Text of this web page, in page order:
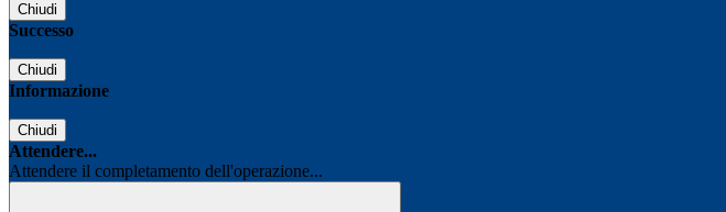
Chiudi
Successo
Chiudi
Informazione
Chiudi
Attendere...
Attendere il completamento dell'operazione...